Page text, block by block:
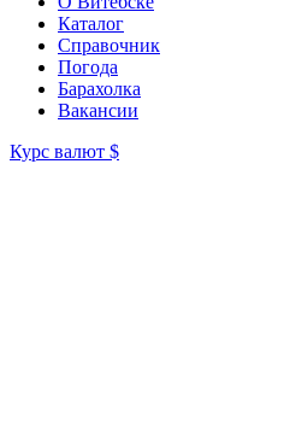
Каталог
Справочник
Погода
Барахолка
Вакансии
Курс валют $